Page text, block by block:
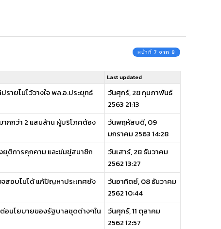
หน้าที่ 7 จาก 8
Last updated
ายไม่ไว้วางใจ พล.อ.ประยุทธ์
วันศุกร์, 28 กุมภาพันธ์
2563 21:13
กกว่า 2 แสนล้าน ผู้บริโภคต้อง
วันพฤหัสบดี, 09
มกราคม 2563 14:28
ติการคุกคาม และข่มขู่สมาชิก
วันเสาร์, 28 ธันวาคม
2562 13:27
สอบไม่ได้ แก้ปัญหาประเทศยัง
วันอาทิตย์, 08 ธันวาคม
2562 10:44
อนโยบายของรัฐบาลชุดต่างๆใน
วันศุกร์, 11 ตุลาคม
2562 12:57